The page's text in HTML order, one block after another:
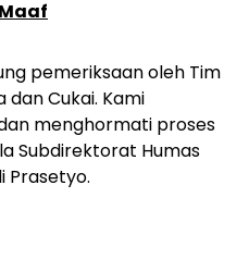
pemeriksaan oleh Tim
Cukai. Kami
menghormati proses
Subdirektorat Humas
Prasetyo.